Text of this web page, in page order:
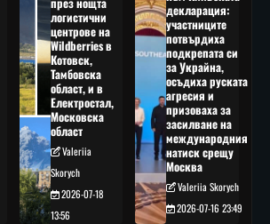
логистични
центрове на
Wildberries в
Котовск,
Тамбовска
област, и в
Електростал,
Московска
област
Valeriia
Skorych
2026-07-18
13:56
декларация:
участниците
потвърдиха
подкрепата си
за Украйна,
осъдиха руската
агресия и
призоваха за
засилване на
международния
натиск срещу
Москва
Valeriia Skorych
2026-07-16 23:49